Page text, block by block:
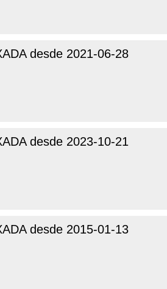
desde 2021-06-28
desde 2023-10-21
desde 2015-01-13